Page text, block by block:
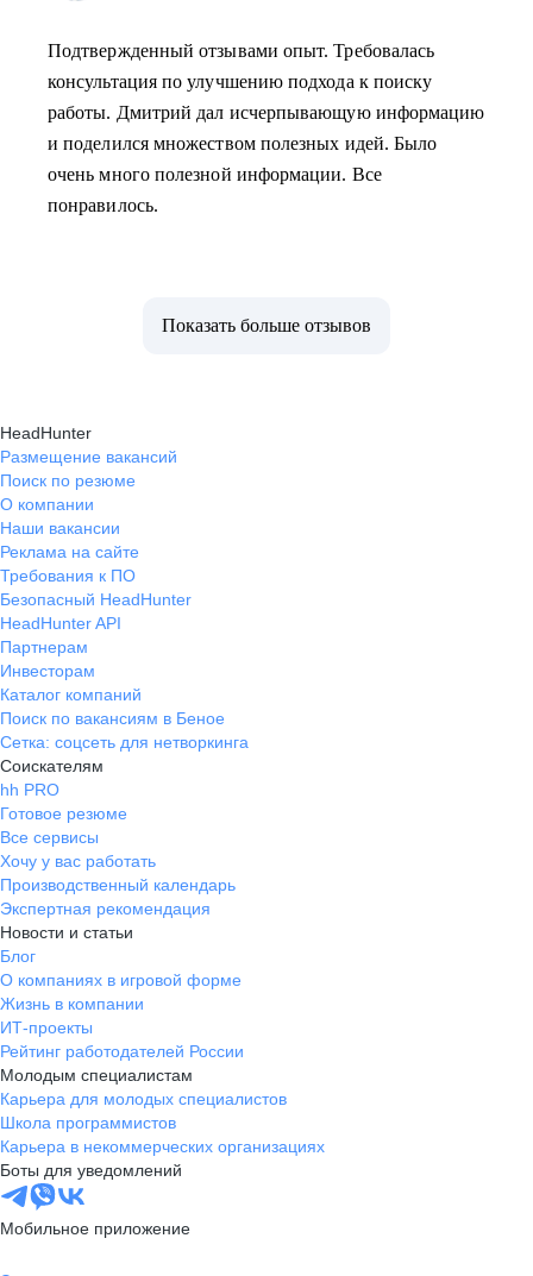
Подтвержденный отзывами опыт. Требовалась
консультация по улучшению подхода к поиску
работы. Дмитрий дал исчерпывающую информацию
и поделился множеством полезных идей. Было
очень много полезной информации. Все
понравилось.
Показать больше отзывов
HeadHunter
Размещение вакансий
Поиск по резюме
О компании
Наши вакансии
Реклама на сайте
Требования к ПО
Безопасный HeadHunter
HeadHunter API
Партнерам
Инвесторам
Каталог компаний
Поиск по вакансиям в Беное
Сетка: соцсеть для нетворкинга
Соискателям
hh PRO
Готовое резюме
Все сервисы
Хочу у вас работать
Производственный календарь
Экспертная рекомендация
Новости и статьи
Блог
О компаниях в игровой форме
Жизнь в компании
ИТ-проекты
Рейтинг работодателей России
Молодым специалистам
Карьера для молодых специалистов
Школа программистов
Карьера в некоммерческих организациях
Боты для уведомлений
Мобильное приложение